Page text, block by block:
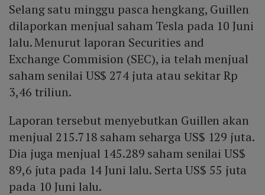
Selang satu minggu pasca hengkang, Guillen
dilaporkan menjual saham Tesla pada 10 Juni
lalu. Menurut laporan Securities and
Exchange Commision (SEC), ia telah menjual
saham senilai US$ 274 juta atau sekitar Rp
3,46 triliun.
Laporan tersebut menyebutkan Guillen akan
menjual 215.718 saham seharga US$ 129 juta.
Dia juga menjual 145.289 saham senilai US$
89,6 juta pada 14 Juni lalu. Serta US$ 55 juta
pada 10 Juni lalu.